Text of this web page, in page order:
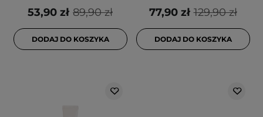
89,90 zł
53,90 zł
DODAJ DO KOSZYKA
129,90 zł
77,90 zł
DODAJ DO KOSZYKA